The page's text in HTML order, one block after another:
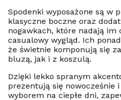
Spodenki wyposażone są w
klasyczne boczne oraz
nogawkach, które nadają im
casualowy wygląd. Ich
że świetnie komponują się
bluzą, jak i z koszulą.
Dzięki lekko spranym
prezentują się nowocześnie
wyborem na ciepłe dni,